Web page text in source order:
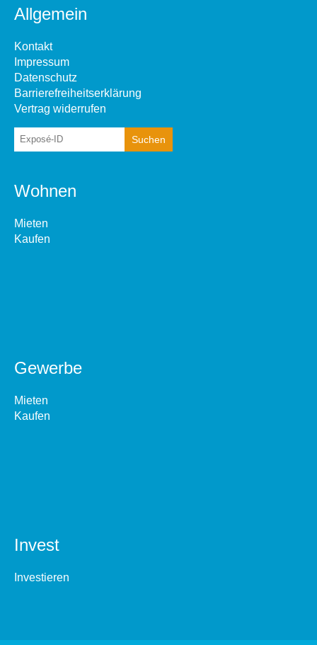
Allgemein
Kontakt
Impressum
Datenschutz
Barrierefreiheitserklärung
Vertrag widerrufen
Wohnen
Mieten
Kaufen
Gewerbe
Mieten
Kaufen
Invest
Investieren